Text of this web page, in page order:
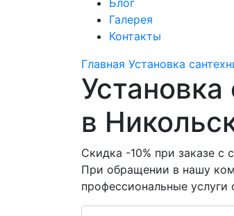
Блог
Галерея
Контакты
Главная Установка
в
Скидка -10% при заказе с
При обращении в нашу
профессиональные